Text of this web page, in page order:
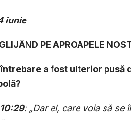
iunie
PE APROAPELE
întrebare a fost ulterior pusă
: „Dar el, care voia să se